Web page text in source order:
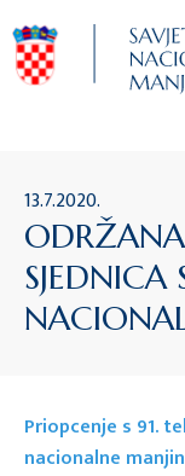
13.7.2020.
SJEDNICA
Priopcenje s 91.
nacionalne